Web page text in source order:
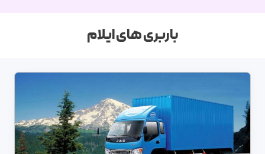
باربری های ایلام